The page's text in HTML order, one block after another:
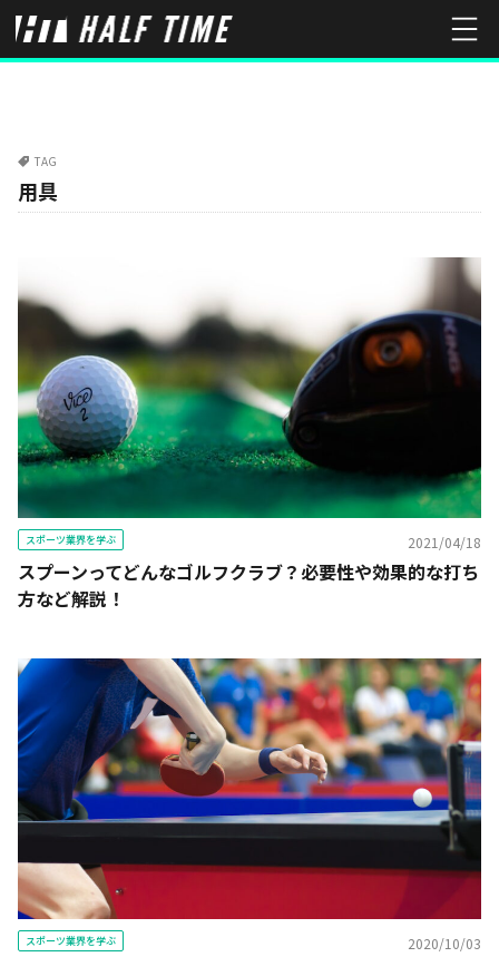
TAG
用具
スポーツ業界を学ぶ 2021/04/18
スプーンってどんなゴルフクラブ？必要性や効果的な打ち
方など解説！
スポーツ業界を学ぶ 2020/10/03